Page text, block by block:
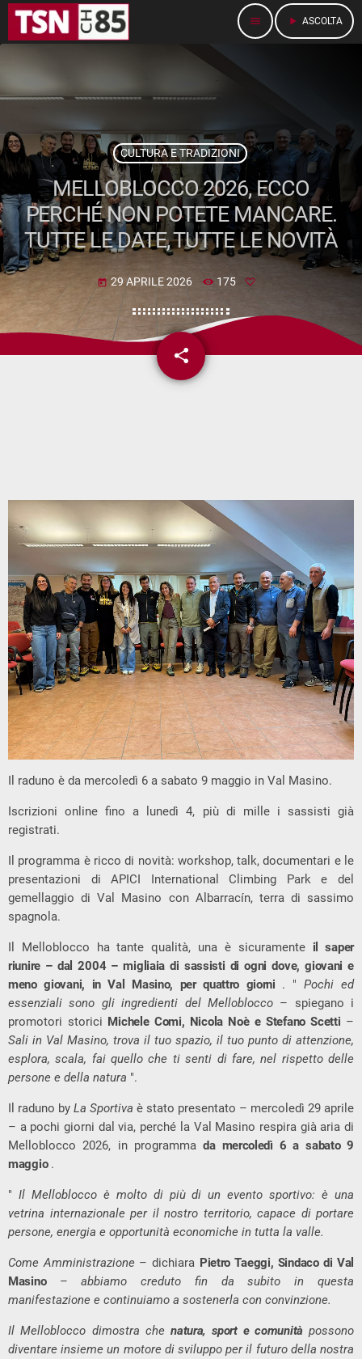
menu play_arrow ASCOLTA
CULTURA E TRADIZIONI
MELLOBLOCCO 2026, ECCO
PERCHÉ NON POTETE MANCARE.
TUTTE LE DATE, TUTTE LE NOVITÀ
today 29 APRILE 2026 175
share
email
Il raduno è da mercoledì 6 a sabato 9 maggio in Val Masino.
Iscrizioni online fino a lunedì 4, più di mille i sassisti già
registrati.
Il programma è ricco di novità: workshop, talk, documentari e le
presentazioni di APICI International Climbing Park e del
gemellaggio di Val Masino con Albarracín, terra di sassimo
spagnola.
Il Melloblocco ha tante qualità, una è sicuramente il saper
riunire – dal 2004 – migliaia di sassisti di ogni dove, giovani e
meno giovani, in Val Masino, per quattro giorni . "Pochi ed
essenziali sono gli ingredienti del Melloblocco – spiegano i
promotori storici Michele Comi, Nicola Noè e Stefano Scetti –
Sali in Val Masino, trova il tuo spazio, il tuo punto di attenzione,
esplora, scala, fai quello che ti senti di fare, nel rispetto delle
persone e della natura ".
Il raduno by La Sportiva è stato presentato – mercoledì 29 aprile
– a pochi giorni dal via, perché la Val Masino respira già aria di
Melloblocco 2026, in programmada mercoledì 6 a sabato 9
maggio .
" Il Melloblocco è molto di più di un evento sportivo: è una
vetrina internazionale per il nostro territorio, capace di portare
persone, energia e opportunità economiche in tutta la valle.
Come Amministrazione – dichiara Pietro Taeggi, Sindaco di Val
Masino –abbiamo creduto fin da subito in questa
manifestazione e continuiamo a sostenerla con convinzione.
Il Melloblocco dimostra chenatura, sport e comunità possono
diventare insieme un motore di sviluppo per il futuro della nostra